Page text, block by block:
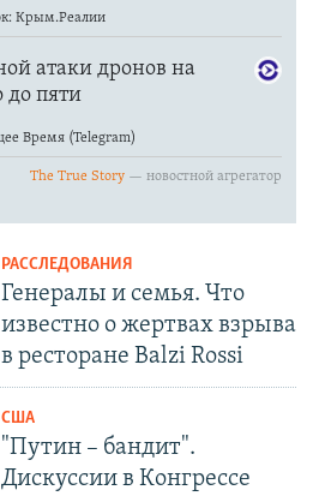
РАССЛЕДОВАНИЯ
Генералы и семья. Что
известно о жертвах взрыва
в ресторане Balzi Rossi
США
"Путин – бандит".
Дискуссии в Конгрессе